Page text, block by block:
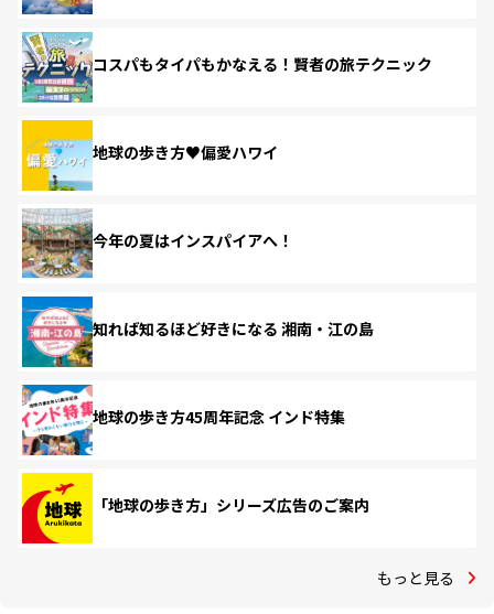
コスパもタイパもかなえる！賢者の旅テクニック
地球の歩き方♥偏愛ハワイ
今年の夏はインスパイアへ！
知れば知るほど好きになる 湘南・江の島
地球の歩き方45周年記念 インド特集
「地球の歩き方」シリーズ広告のご案内
もっと見る